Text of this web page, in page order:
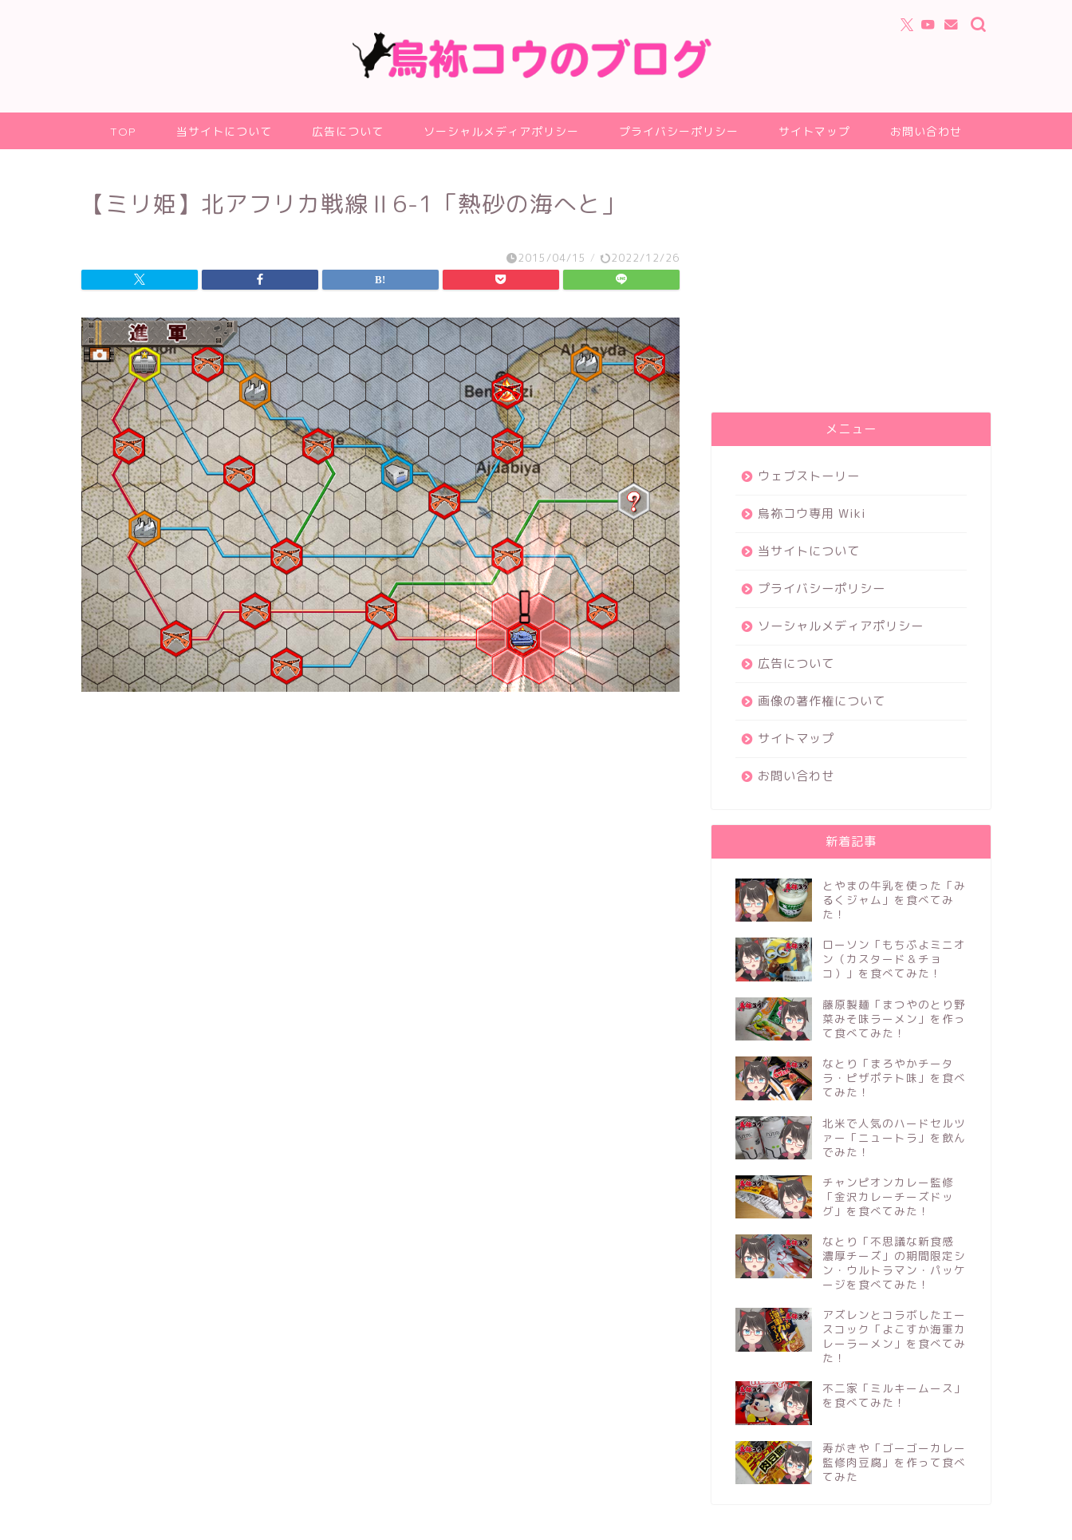
TOP 当サイトについて 広告について ソーシャルメディアポリシー プライバシーポリシー サイトマップ お問い合わせ
【ミリ姫】北アフリカ戦線Ⅱ6-1「熱砂の海へと」
2015/04/15 / 2022/12/26
メニュー
ウェブストーリー
烏袮コウ専用 Wiki
当サイトについて
プライバシーポリシー
ソーシャルメディアポリシー
広告について
画像の著作権について
サイトマップ
お問い合わせ
新着記事
とやまの牛乳を使った「み
るくジャム」を食べてみ
た！
ローソン「もちぷよミニオ
ン（カスタード＆チョ
コ）」を食べてみた！
藤原製麺「まつやのとり野
菜みそ味ラーメン」を作っ
て食べてみた！
なとり「まろやかチータ
ラ・ピザポテト味」を食べ
てみた！
北米で人気のハードセルツ
ァー「ニュートラ」を飲ん
でみた！
チャンピオンカレー監修
「金沢カレーチーズドッ
グ」を食べてみた！
なとり「不思議な新食感
濃厚チーズ」の期間限定シ
ン・ウルトラマン・パッケ
ージを食べてみた！
アズレンとコラボしたエー
スコック「よこすか海軍カ
レーラーメン」を食べてみ
た！
不二家「ミルキームース」
を食べてみた！
寿がきや「ゴーゴーカレー
監修肉豆腐」を作って食べ
てみた